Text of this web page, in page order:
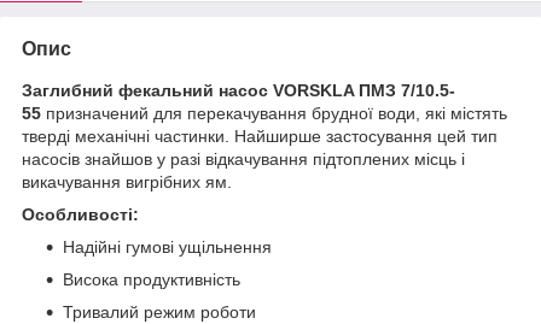
Опис
Заглибний фекальний насос VORSKLA ПМЗ 7/10.5-
55 призначений для перекачування брудної води, які містять
тверді механічні частинки. Найширше застосування цей тип
насосів знайшов у разі відкачування підтоплених місць і
викачування вигрібних ям.
Особливості:
Надійні гумові ущільнення
Висока продуктивність
Тривалий режим роботи